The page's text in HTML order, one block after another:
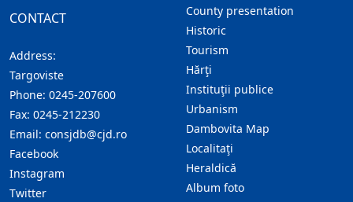
CONTACT
Address:
Targoviste
Phone: 0245-207600
Fax: 0245-212230
Email: consjdb@cjd.ro
Facebook
Instagram
Twitter
County presentation
Historic
Tourism
Hărţi
Instituţii publice
Urbanism
Dambovita Map
Localitaţi
Heraldică
Album foto